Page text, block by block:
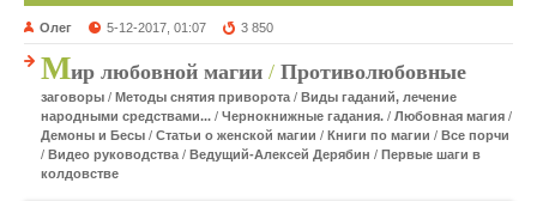
Олег 5-12-2017, 01:07 3 850
Мир любовной магии / Противолюбовные
заговоры / Методы снятия приворота / Виды гаданий, лечение
народными средствами... / Чернокнижные гадания. / Любовная магия /
Демоны и Бесы / Статьи о женской магии / Книги по магии / Все порчи
/ Видео руководства / Ведущий-Алексей Дерябин / Первые шаги в
колдовстве